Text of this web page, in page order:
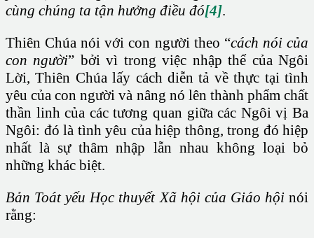
cùng chúng ta tận hưởng điều đó[4].
Thiên Chúa nói với con người theo “cách nói của
con người” bởi vì trong việc nhập thể của Ngôi
Lời, Thiên Chúa lấy cách diễn tả về thực tại tình
yêu của con người và nâng nó lên thành phẩm chất
thần linh của các tương quan giữa các Ngôi vị Ba
Ngôi: đó là tình yêu của hiệp thông, trong đó hiệp
nhất là sự thâm nhập lẫn nhau không loại bỏ
những khác biệt.
Bản Toát yếu Học thuyết Xã hội của Giáo hộinói
rằng: